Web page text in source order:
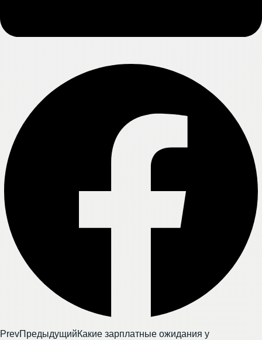
PrevПредыдущийКакие зарплатные ожидания у